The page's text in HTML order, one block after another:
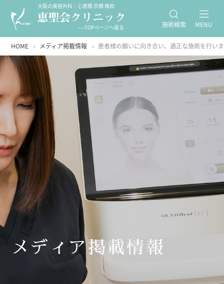
大阪の美容外科｜心斎橋 京橋 梅田
-----TOPページへ戻る 施術検索 MENU
HOME メディア掲載情報 患者様の願いに向き合い、適正な施術を行い
メディア掲載情報